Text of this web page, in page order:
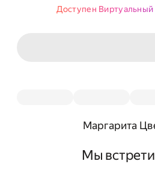
Доступен Виртуальный
Маргарита
Мы